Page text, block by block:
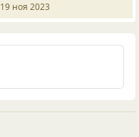
19 ноя 2023